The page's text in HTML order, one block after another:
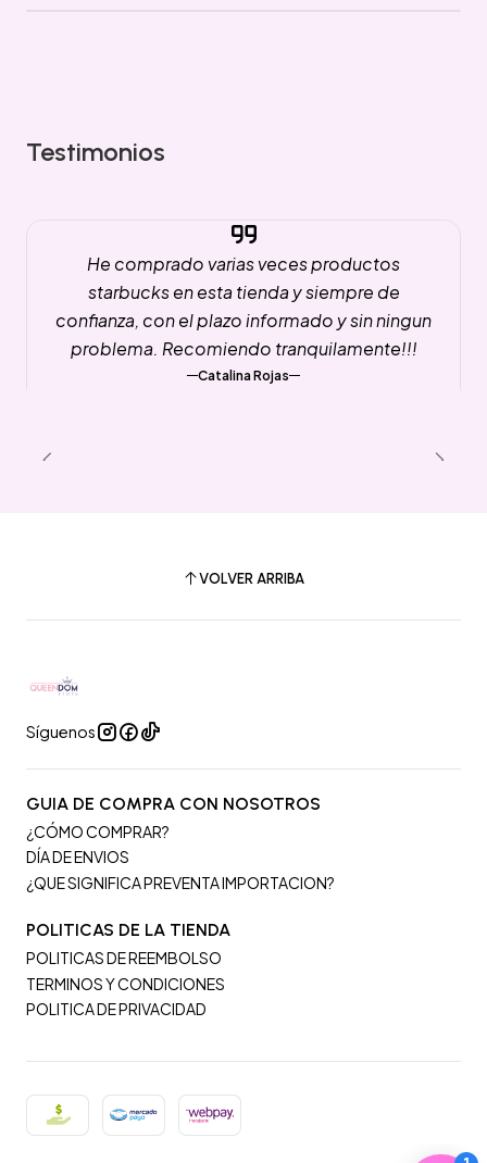
Testimonios
He comprado varias veces productos
starbucks en esta tienda y siempre de
confianza, con el plazo informado y sin ningun
problema. Recomiendo tranquilamente!!!
Catalina Rojas
VOLVER ARRIBA
Síguenos
GUIA DE COMPRA CON NOSOTROS
¿CÓMO COMPRAR?
DÍA DE ENVIOS
¿QUE SIGNIFICA PREVENTA IMPORTACION?
POLITICAS DE LA TIENDA
POLITICAS DE REEMBOLSO
TERMINOS Y CONDICIONES
POLITICA DE PRIVACIDAD